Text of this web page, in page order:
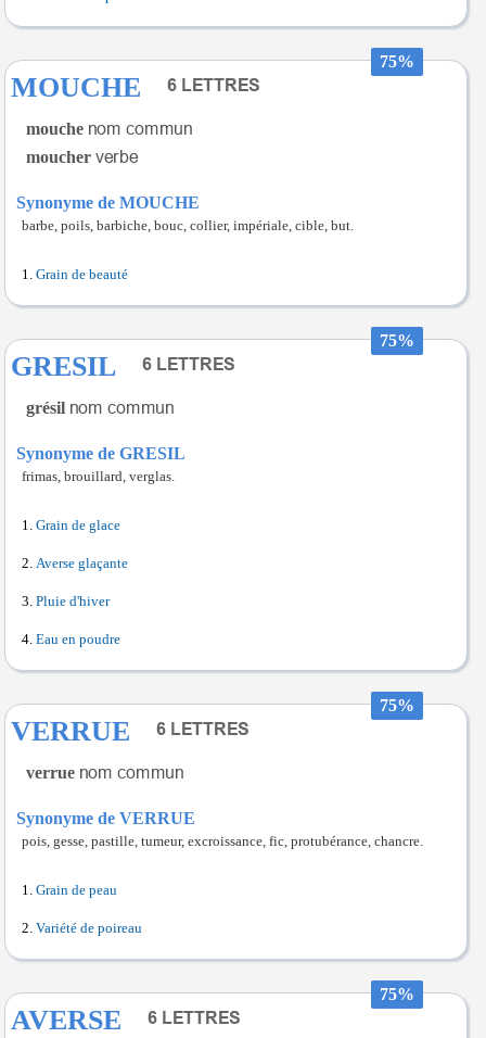
75%
MOUCHE
mouche
moucher
Synonyme de MOUCHE
barbe, poils, barbiche, bouc, collier, impériale, cible, but.
Grain de beauté
75%
GRESIL
grésil
Synonyme de GRESIL
frimas, brouillard, verglas.
Grain de glace
Averse glaçante
Pluie d'hiver
Eau en poudre
75%
VERRUE
verrue
Synonyme de VERRUE
pois, gesse, pastille, tumeur, excroissance, fic, protubérance, chancre.
Grain de peau
Variété de poireau
75%
AVERSE